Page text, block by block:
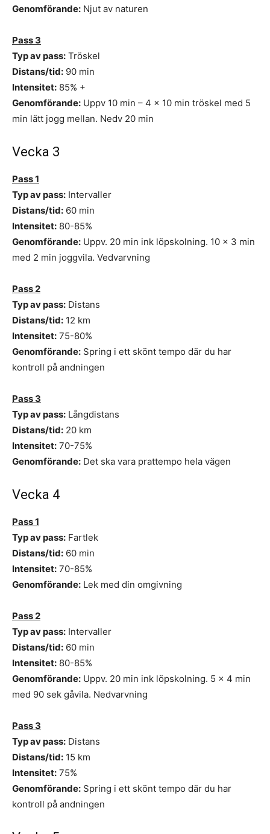
Genomförande: Njut av naturen
Pass 3
Typ av pass: Tröskel
Distans/tid: 90 min
Intensitet: 85% +
Genomförande: Uppv 10 min – 4 x 10 min tröskel med 5
min lätt jogg mellan. Nedv 20 min
Vecka 3
Pass 1
Typ av pass: Intervaller
Distans/tid: 60 min
Intensitet: 80-85%
Genomförande: Uppv. 20 min ink löpskolning. 10 x 3 min
med 2 min joggvila. Vedvarvning
Pass 2
Typ av pass: Distans
Distans/tid: 12 km
Intensitet: 75-80%
Genomförande: Spring i ett skönt tempo där du har
kontroll på andningen
Pass 3
Typ av pass: Långdistans
Distans/tid: 20 km
Intensitet: 70-75%
Genomförande: Det ska vara prattempo hela vägen
Vecka 4
Pass 1
Typ av pass: Fartlek
Distans/tid: 60 min
Intensitet: 70-85%
Genomförande: Lek med din omgivning
Pass 2
Typ av pass: Intervaller
Distans/tid: 60 min
Intensitet: 80-85%
Genomförande: Uppv. 20 min ink löpskolning. 5 x 4 min
med 90 sek gåvila. Nedvarvning
Pass 3
Typ av pass: Distans
Distans/tid: 15 km
Intensitet: 75%
Genomförande: Spring i ett skönt tempo där du har
kontroll på andningen